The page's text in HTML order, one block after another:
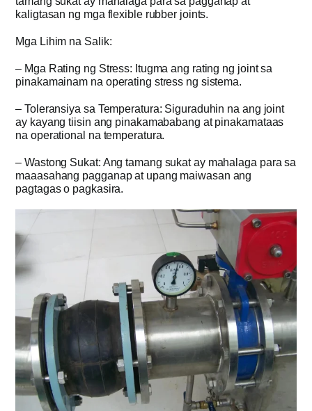
kaligtasan ng mga flexible rubber joints.
Mga Lihim na Salik:
– Mga Rating ng Stress: Itugma ang rating ng joint sa
pinakamainam na operating stress ng sistema.
– Toleransiya sa Temperatura: Siguraduhin na ang joint
ay kayang tiisin ang pinakamababang at pinakamataas
na operational na temperatura.
– Wastong Sukat: Ang tamang sukat ay mahalaga para sa
maaasahang pagganap at upang maiwasan ang
pagtagas o pagkasira.